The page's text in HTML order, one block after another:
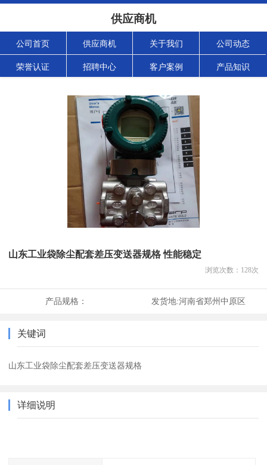
供应商机
公司首页 供应商机 关于我们 公司动态
荣誉认证 招聘中心 客户案例 产品知识
山东工业袋除尘配套差压变送器规格 性能稳定
浏览次数： 128次
产品规格： 发货地:河南省郑州中原区
关键词
山东工业袋除尘配套差压变送器规格
详细说明